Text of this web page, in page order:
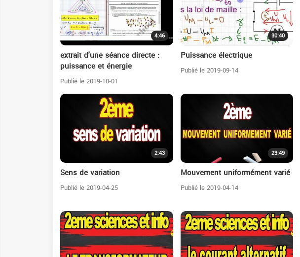
4:46
extrait d'une séance directe :
puissance et énergie
Publié le 2019-10-01
30:40
Puissance électrique
Publié le 2019-09-14
2:43
Sens de variation
Publié le 2019-04-25
23:49
Mouvement uniformément varié
Publié le 2019-04-14